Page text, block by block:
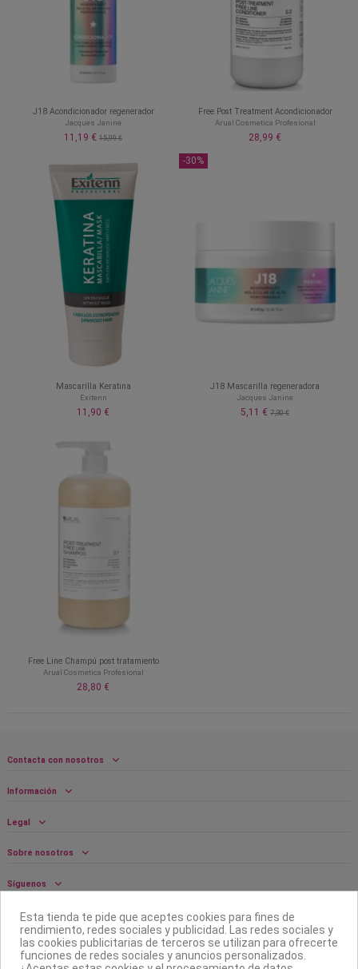
J18 Acondicionador regenerador
Jacques Janine
11,19 € 15,99 €
Free Post Treatment Acondicionador
Arual Cosmetica Profesional
28,99 €
Mascarilla Keratina
Exitenn
11,90 €
-30%
J18 Mascarilla regeneradora
Jacques Janine
5,11 € 7,30 €
Free Line Champú post tratamiento
Arual Cosmetica Profesional
28,80 €
Contacta con nosotros
Información
Legal
Sobre nosotros
Síguenos
Boletín
Esta tienda te pide que aceptes cookies para fines de
rendimiento, redes sociales y publicidad. Las redes sociales y
las cookies publicitarias de terceros se utilizan para ofrecerte
funciones de redes sociales y anuncios personalizados.